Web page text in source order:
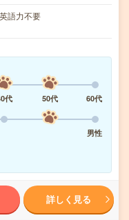
語力不要
代 50代
60代
男性
詳しく見る